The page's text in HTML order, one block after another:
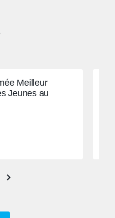
Meilleur
Jeunes au